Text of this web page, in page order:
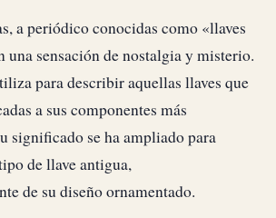
a periódico conocidas como «llaves
una sensación de nostalgia y misterio.
para describir aquellas llaves que
a sus componentes más
significado se ha ampliado para
de llave antigua,
de su diseño ornamentado.